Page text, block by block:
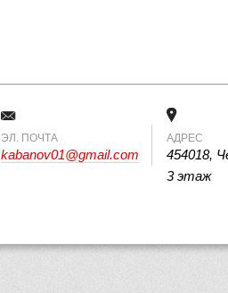
ЭЛ. ПОЧТА
kabanov01@gmail.com
АДРЕС
454018,
3 этаж